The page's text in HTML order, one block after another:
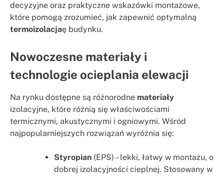
decyzyjne oraz praktyczne wskazówki montażowe,
które pomogą zrozumieć, jak zapewnić optymalną
termoizolacjaę budynku.
Nowoczesne materiały i
technologie ocieplania elewacji
Na rynku dostępne są różnorodne materiały
izolacyjne, które różnią się właściwościami
termicznymi, akustycznymi i ogniowymi. Wśród
najpopularniejszych rozwiązań wyróżnia się:
Styropian (EPS) – lekki, łatwy w montażu, o
dobrej izolacyjności cieplnej. Stosowany w